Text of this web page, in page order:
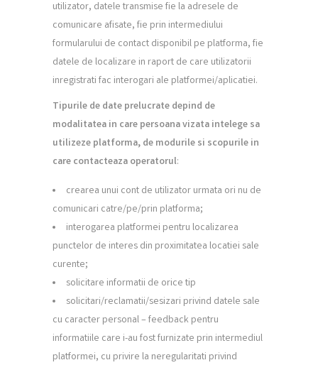
utilizator, datele transmise fie la adresele de
comunicare afisate, fie prin intermediului
formularului de contact disponibil pe platforma, fie
datele de localizare in raport de care utilizatorii
inregistrati fac interogari ale platformei/aplicatiei.
Tipurile de date prelucrate depind de
modalitatea in care persoana vizata intelege sa
utilizeze platforma, de modurile si scopurile in
care contacteaza operatorul:
crearea unui cont de utilizator urmata ori nu de
comunicari catre/pe/prin platforma;
interogarea platformei pentru localizarea
punctelor de interes din proximitatea locatiei sale
curente;
solicitare informatii de orice tip
solicitari/reclamatii/sesizari privind datele sale
cu caracter personal – feedback pentru
informatiile care i-au fost furnizate prin intermediul
platformei, cu privire la neregularitati privind